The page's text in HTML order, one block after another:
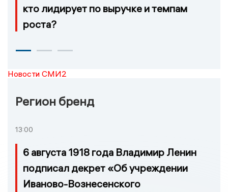
кто лидирует по выручке и темпам
роста?
Новости СМИ2
Регион бренд
13:00
6 августа 1918 года Владимир Ленин
подписал декрет «Об учреждении
Иваново-Вознесенского